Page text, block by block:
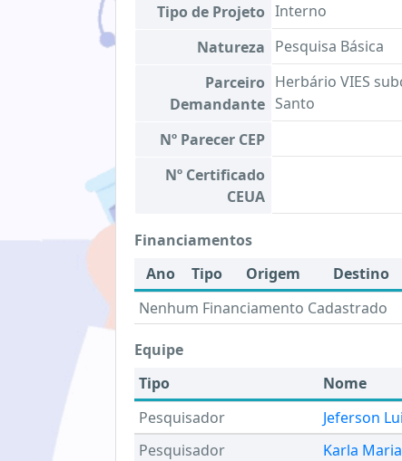
Tipo de Projeto Interno
Natureza Pesquisa Básica
Parceiro
Demandante
Herbário VIES
Santo
Nº Parecer CEP
Nº Certificado
CEUA
Financiamentos
Ano
Tipo Origem Destino
Nenhum Financiamento Cadastrado
Equipe
Tipo
Nome
Pesquisador
Jeferson
Pesquisador
Karla